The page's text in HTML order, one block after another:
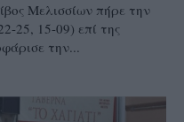
Μελισσίων πήρε την
25, 15-09) επί της
την...